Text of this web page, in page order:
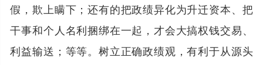
假，欺上瞒下；还有的把政绩异化为升迁资本、把
干事和个人名利捆绑在一起，才会大搞权钱交易、
利益输送；等等。树立正确政绩观，有利于从源头